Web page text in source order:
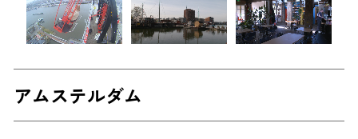
アムステルダム